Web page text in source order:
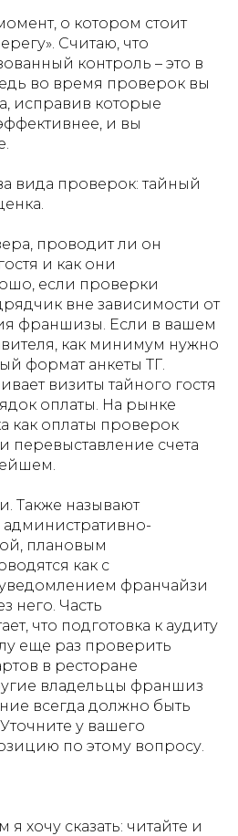
о котором стоит
Считаю, что
контроль – это в
во время проверок вы
исправив которые
и вы
вида проверок: тайный
проводит ли он
и как они
если проверки
вне зависимости от
франшизы. Если в вашем
как минимум нужно
формат анкеты ТГ.
визиты тайного гостя
оплаты. На рынке
как оплаты проверок
перевыставление счета
Также называют
плановым
как с
франчайзи
него. Часть
что подготовка к аудиту
еще раз проверить
в ресторане
владельцы франшиз
всегда должно быть
у вашего
по этому вопросу.
хочу сказать: читайте и